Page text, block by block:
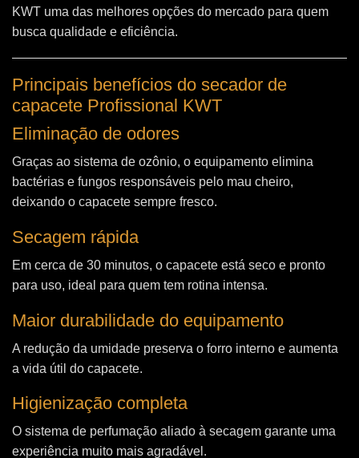
KWT uma das melhores opções do mercado para quem
busca qualidade e eficiência.
Principais benefícios do secador de
capacete Profissional KWT
Eliminação de odores
Graças ao sistema de ozônio, o equipamento elimina
bactérias e fungos responsáveis pelo mau cheiro,
deixando o capacete sempre fresco.
Secagem rápida
Em cerca de 30 minutos, o capacete está seco e pronto
para uso, ideal para quem tem rotina intensa.
Maior durabilidade do equipamento
A redução da umidade preserva o forro interno e aumenta
a vida útil do capacete.
Higienização completa
O sistema de perfumação aliado à secagem garante uma
experiência muito mais agradável.